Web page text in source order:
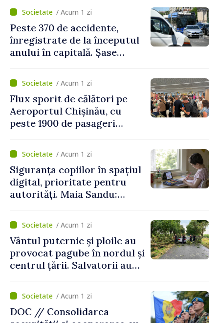
/ Acum 1 zi
Peste 370 de accidente,
înregistrate de la începutul
anului în capitală. Șase
/ Acum 1 zi
Flux sporit de călători pe
Aeroportul Chișinău, cu
peste 1900 de pasageri
de vârf a concediilor
/ Acum 1 zi
Siguranța copiilor în spațiul
digital, prioritate pentru
autorități. Maia Sandu:
mecanisme care să-i
protejeze”/ Acum 1 zi
Vântul puternic și ploile au
provocat pagube în nordul și
centrul țării. Salvatorii au
/ Acum 1 zi
DOC // Consolidarea